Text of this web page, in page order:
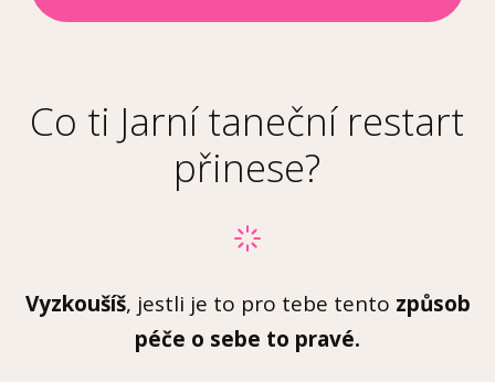
Co ti Jarní taneční restart
přinese?
Vyzkoušíš, jestli je to pro tebe tento způsob
péče o sebe to pravé.